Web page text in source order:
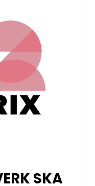
SKA